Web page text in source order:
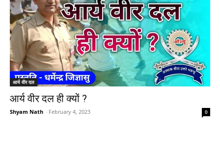
आर्य वीर दल
आर्य वीर दल ही क्यों ?
Shyam Nath - February 4, 2023 0